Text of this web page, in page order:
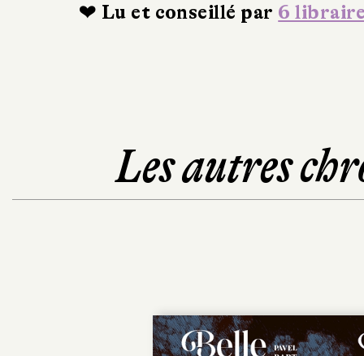
❤ Lu et conseillé par 6
Les autres